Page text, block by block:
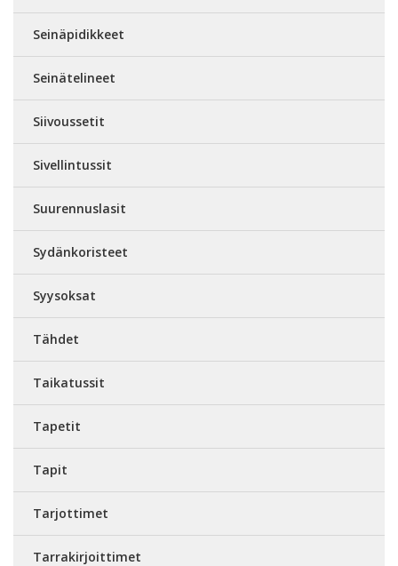
Seinäpidikkeet
Seinätelineet
Siivoussetit
Sivellintussit
Suurennuslasit
Sydänkoristeet
Syysoksat
Tähdet
Taikatussit
Tapetit
Tapit
Tarjottimet
Tarrakirjoittimet